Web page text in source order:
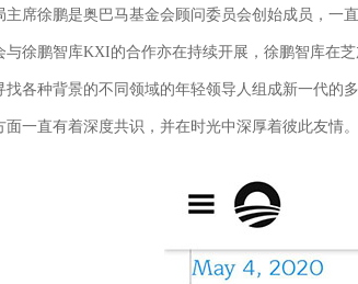
徐鹏是奥巴马基金会顾问委员会创始成员，一
与徐鹏智库KXI的合作亦在持续开展，徐鹏智库在
找各种背景的不同领域的年轻领导人组成新一代
一直有着深度共识，并在时光中深厚着彼此友情。